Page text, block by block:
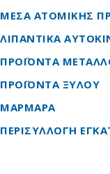
ΜΕΣΑ ΑΤΟΜΙΚΗΣ
ΛΙΠΑΝΤΙΚΑ
ΠΡΟΪΟΝΤΑ
ΠΡΟΪΟΝΤΑ ΞΥΛΟΥ
ΜΑΡΜΑΡΑ
ΠΕΡΙΣΥΛΛΟΓΗ